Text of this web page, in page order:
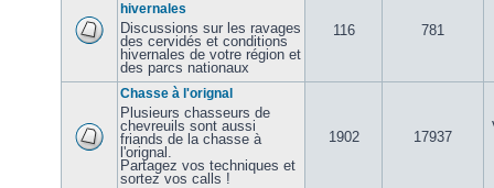
hivernales
Discussions sur les ravages
des cervidés et conditions
hivernales de votre région et
des parcs nationaux
116 781
Chasse à l'orignal
Plusieurs chasseurs de
chevreuils sont aussi
friands de la chasse à
l'orignal.
Partagez vos techniques et
sortez vos calls !
1902 17937